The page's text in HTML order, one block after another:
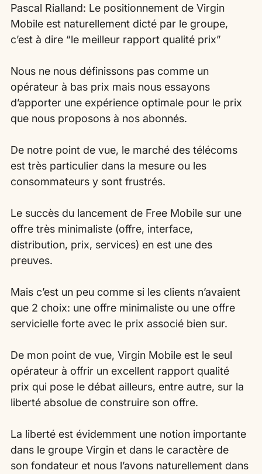
Pascal Rialland: Le positionnement de Virgin
Mobile est naturellement dicté par le groupe,
c’est à dire “le meilleur rapport qualité prix”
Nous ne nous définissons pas comme un
opérateur à bas prix mais nous essayons
d’apporter une expérience optimale pour le prix
que nous proposons à nos abonnés.
De notre point de vue, le marché des télécoms
est très particulier dans la mesure ou les
consommateurs y sont frustrés.
Le succès du lancement de Free Mobile sur une
offre très minimaliste (offre, interface,
distribution, prix, services) en est une des
preuves.
Mais c’est un peu comme si les clients n’avaient
que 2 choix: une offre minimaliste ou une offre
servicielle forte avec le prix associé bien sur.
De mon point de vue, Virgin Mobile est le seul
opérateur à offrir un excellent rapport qualité
prix qui pose le débat ailleurs, entre autre, sur la
liberté absolue de construire son offre.
La liberté est évidemment une notion importante
dans le groupe Virgin et dans le caractère de
son fondateur et nous l’avons naturellement dans